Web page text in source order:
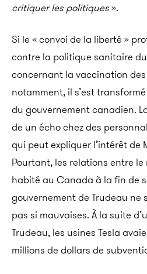
critiquer les politiques».
Si le « convoi de la liberté »
contre la politique sanitaire
concernant la vaccination
notamment, il s’est
du gouvernement canadien.
de un écho chez des
qui peut expliquer l’intérêt de
Pourtant, les relations entre
habité au Canada à la fin de
gouvernement de Trudeau ne
pas si mauvaises. À la suite
Trudeau, les usines Tesla
millions de dollars de